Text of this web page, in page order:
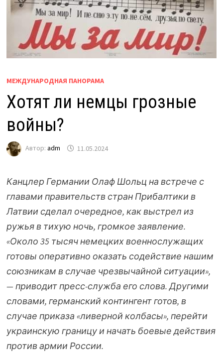
МЕЖДУНАРОДНАЯ ПАНОРАМА
Хотят ли немцы грозные
войны?
Автор: adm 11.05.2024
Канцлер Германии Олаф Шольц на встрече с
главами правительств стран Прибалтики в
Латвии сделал очередное, как выстрел из
ружья в тихую ночь, громкое заявление.
«Около 35 тысяч немецких военнослужащих
готовы оперативно оказать содействие нашим
союзникам в случае чрезвычайной ситуации»,
— приводит пресс-служба его слова. Другими
словами, германский контингент готов, в
случае приказа «ливерной колбасы», перейти
украинскую границу и начать боевые действия
против армии России.